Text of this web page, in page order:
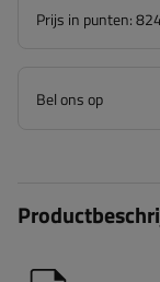
Prijs in punten:
Bel ons op